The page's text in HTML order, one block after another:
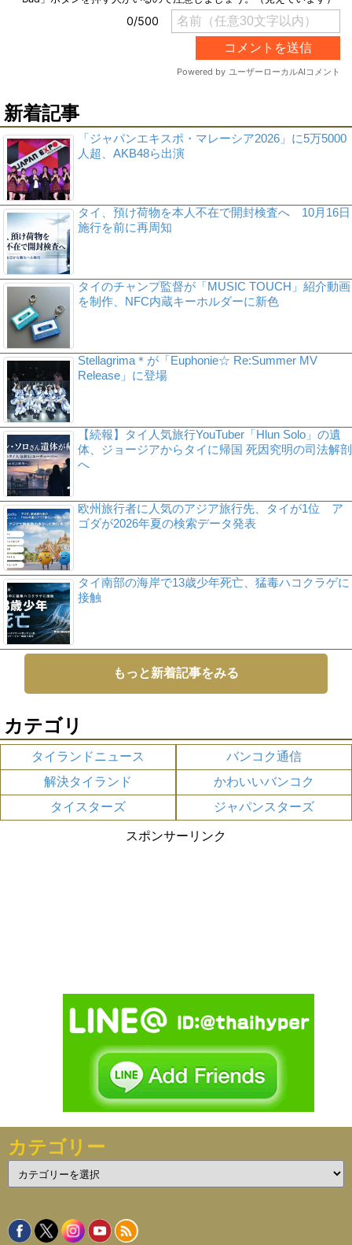
新着記事
「ジャパンエキスポ・マレーシア2026」に5万5000
人超、AKB48ら出演
タイ、預け荷物を本人不在で開封検査へ 10月16日
施行を前に再周知
タイのチャンプ監督が「MUSIC TOUCH」紹介動画
を制作、NFC内蔵キーホルダーに新色
Stellagrima＊が「Euphonie☆ Re:Summer MV
Release」に登場
【続報】タイ人気旅行YouTuber「Hlun Solo」の遺
体、ジョージアからタイに帰国 死因究明の司法解剖
へ
欧州旅行者に人気のアジア旅行先、タイが1位 ア
ゴダが2026年夏の検索データ発表
タイ南部の海岸で13歳少年死亡、猛毒ハコクラゲに
接触
もっと新着記事をみる
カテゴリ
タイランドニュース
バンコク通信
解決タイランド
かわいいバンコク
タイスターズ
ジャパンスターズ
スポンサーリンク
カテゴリー
テ
リ
ー